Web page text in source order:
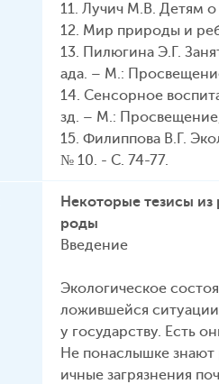
11. Лучич М.В. Детям
12. Мир природы и
13. Пилюгина Э.Г.
ада. – М.:
14. Сенсорное
зд. – М.:
15. Филиппова В.Г.
№ 10. - С. 74-77.
Некоторые тезисы
роды
Введение
Экологическое
ложившейся
у государству. Есть
Не понаслышке
ичные загрязнения